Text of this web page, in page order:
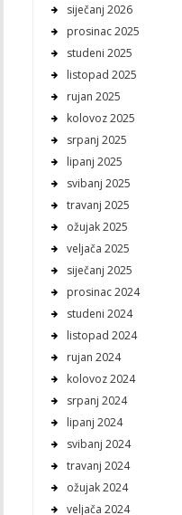
siječanj 2026
prosinac 2025
studeni 2025
listopad 2025
rujan 2025
kolovoz 2025
srpanj 2025
lipanj 2025
svibanj 2025
travanj 2025
ožujak 2025
veljača 2025
siječanj 2025
prosinac 2024
studeni 2024
listopad 2024
rujan 2024
kolovoz 2024
srpanj 2024
lipanj 2024
svibanj 2024
travanj 2024
ožujak 2024
veljača 2024